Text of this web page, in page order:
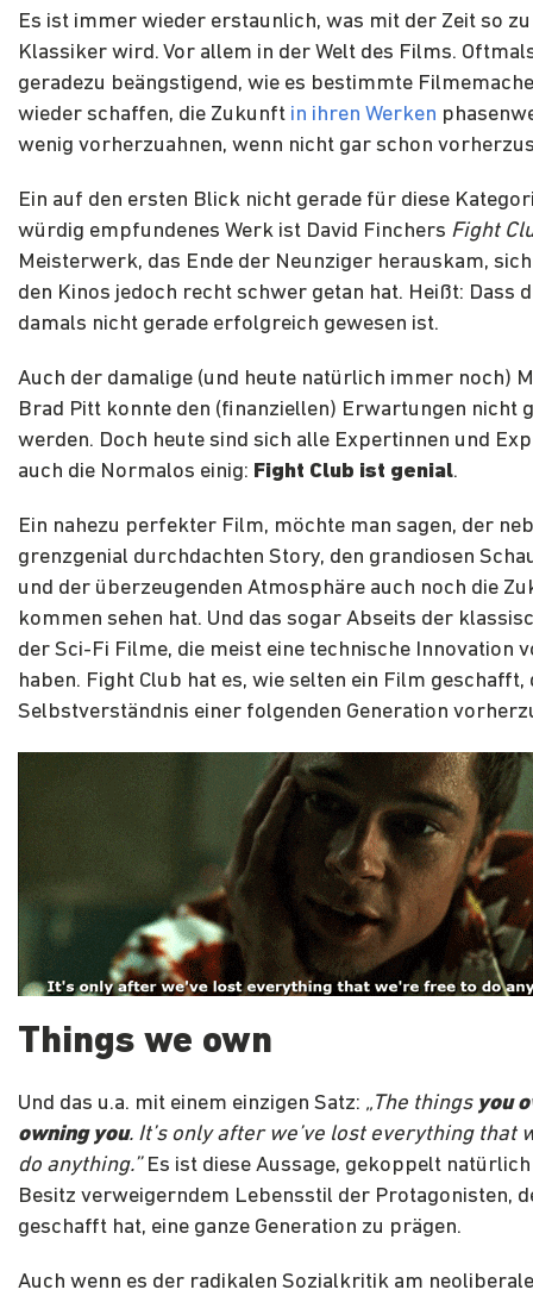
Es ist immer wieder erstaunlich, was mit der Zeit so
Klassiker wird. Vor allem in der Welt des Films.
geradezu beängstigend, wie es bestimmte
wieder schaffen, die Zukunft in ihren Werken
wenig vorherzuahnen, wenn nicht gar schon
Ein auf den ersten Blick nicht gerade für diese
würdig empfundenes Werk ist David Finchers Fight
Meisterwerk, das Ende der Neunziger herauskam,
den Kinos jedoch recht schwer getan hat. Heißt: Dass
damals nicht gerade erfolgreich gewesen ist.
Auch der damalige (und heute natürlich immer noch)
Brad Pitt konnte den (finanziellen) Erwartungen nicht
werden. Doch heute sind sich alle Expertinnen und
auch die Normalos einig: Fight Club ist genial.
Ein nahezu perfekter Film, möchte man sagen, der
grenzgenial durchdachten Story, den grandiosen
und der überzeugenden Atmosphäre auch noch die
kommen sehen hat. Und das sogar Abseits der
der Sci-Fi Filme, die meist eine technische Innovation
haben. Fight Club hat es, wie selten ein Film geschafft,
Selbstverständnis einer folgenden Generation
Things we own
Und das u.a. mit einem einzigen Satz: „The things you
owning you. It’s only after we’ve lost everything that
do anything.”Es ist diese Aussage, gekoppelt
Besitz verweigerndem Lebensstil der Protagonisten,
geschafft hat, eine ganze Generation zu prägen.
Auch wenn es der radikalen Sozialkritik am